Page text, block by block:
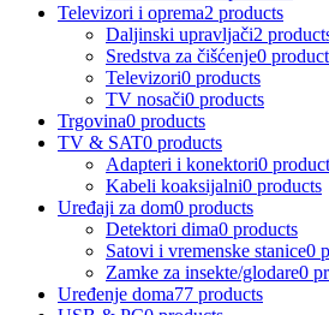
Televizori i oprema2 products
Daljinski upravljači2
Sredstva za čišćenje0
Televizori0 products
TV nosači0 products
Trgovina0 products
TV & SAT0 products
Adapteri i konektori0
Kabeli koaksijalni0 products
Uređaji za dom0 products
Detektori dima0 products
Satovi i vremenske stanice0
Zamke za insekte/glodare0
Uređenje doma77 products